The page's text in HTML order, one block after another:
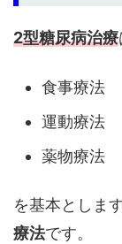
2型糖尿病治療
食事療法
運動療法
薬物療法
を基本としま
療法です。